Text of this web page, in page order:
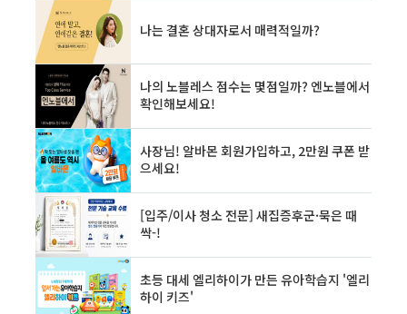
경험담 등을 바탕으로 신뢰할 수 있는 가이드를
만나보세요.📎 목차1. 핵심 이슈 2. 전문가 분석
3. 실전 노하우 4. 최신 트렌드 5. Q&A1. 핵심 이
슈 – 중입자치료 센터, 무엇이..